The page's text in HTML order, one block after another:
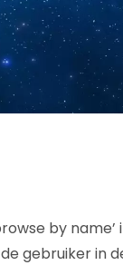
by
gebruiker in